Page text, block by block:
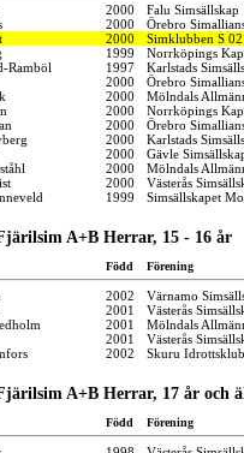
2000
Falu Simsällskap
2000
Örebro
2000
Simklubben S 02
1999
Norrköpings
Ramböl 1997
Karlstads
2000
Örebro
2000
Mölndals
2000
Norrköpings
2000
Örebro
2000
Karlstads
2000
Gävle
2000
Mölndals
2000
Västerås
1999 Simsällskapet
A+B Herrar, 15 - 16 år
Född Förening
2002
Värnamo
2001
Västerås
2001
Mölndals
2001
Västerås
2002 Skuru
A+B Herrar, 17 år och
Född Förening